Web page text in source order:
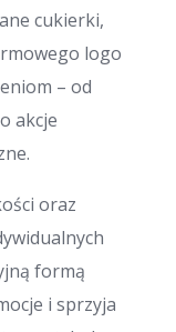
cukierki,
logo
– od
akcje
oraz
formą
i sprzyja